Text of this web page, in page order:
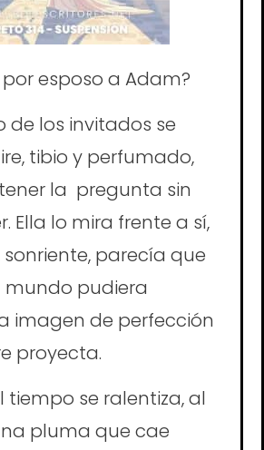
esposo a Adam?
de los invitados se
tibio y perfumado,
la pregunta sin
Ella lo mira frente a sí,
parecía que
pudiera
imagen de perfección
proyecta.
tiempo se ralentiza, al
pluma que cae